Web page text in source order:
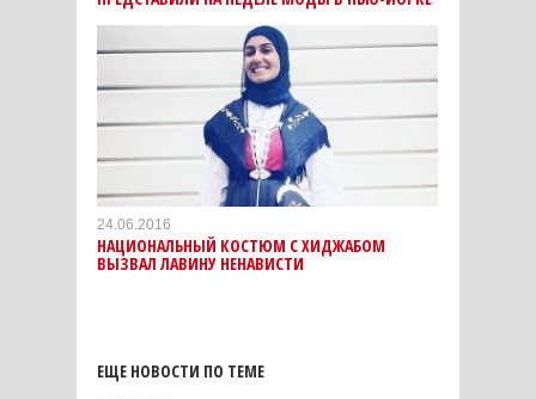
24.06.2016
НАЦИОНАЛЬНЫЙ КОСТЮМ С ХИДЖАБОМ
ВЫЗВАЛ ЛАВИНУ НЕНАВИСТИ
ЕЩЕ НОВОСТИ ПО ТЕМЕ